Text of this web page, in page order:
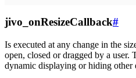
jivo_onResizeCallback#
Is executed at any change in the
open, closed or dragged by a user.
dynamic displaying or hiding other